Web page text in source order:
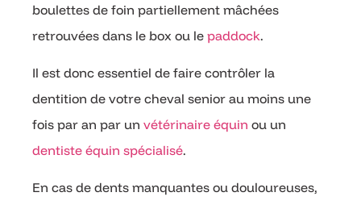
boulettes de foin partiellement mâchées
retrouvées dans le box ou le paddock.
Il est donc essentiel de faire contrôler la
dentition de votre cheval senior au moins une
fois par an par un vétérinaire équin ou un
dentiste équin spécialisé.
En cas de dents manquantes ou douloureuses,